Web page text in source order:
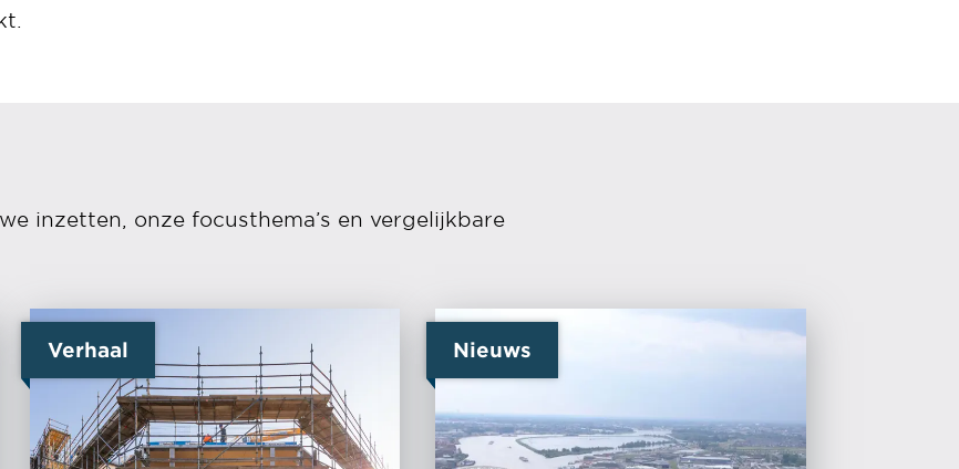
inzetten, onze focusthema’s en vergelijkbare
Verhaal Nieuws